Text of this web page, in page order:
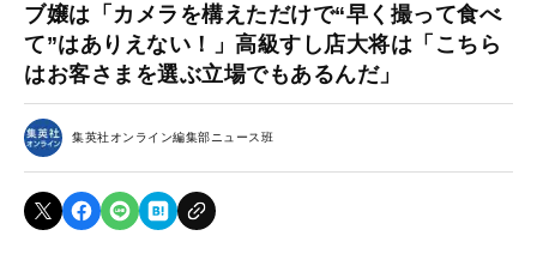
ブ嬢は「カメラを構えただけで“早く撮って食べ
て”はありえない！」高級すし店大将は「こちら
はお客さまを選ぶ立場でもあるんだ」
集英社オンライン編集部ニュース班